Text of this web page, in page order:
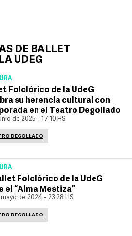
DE BALLET
UDEG
Folclórico de la UdeG
su herencia cultural con
en el Teatro Degollado
de 2025 - 17:10 HS
DEGOLLADO
Folclórico de la UdeG
el “Alma Mestiza”
de 2024 - 23:28 HS
DEGOLLADO